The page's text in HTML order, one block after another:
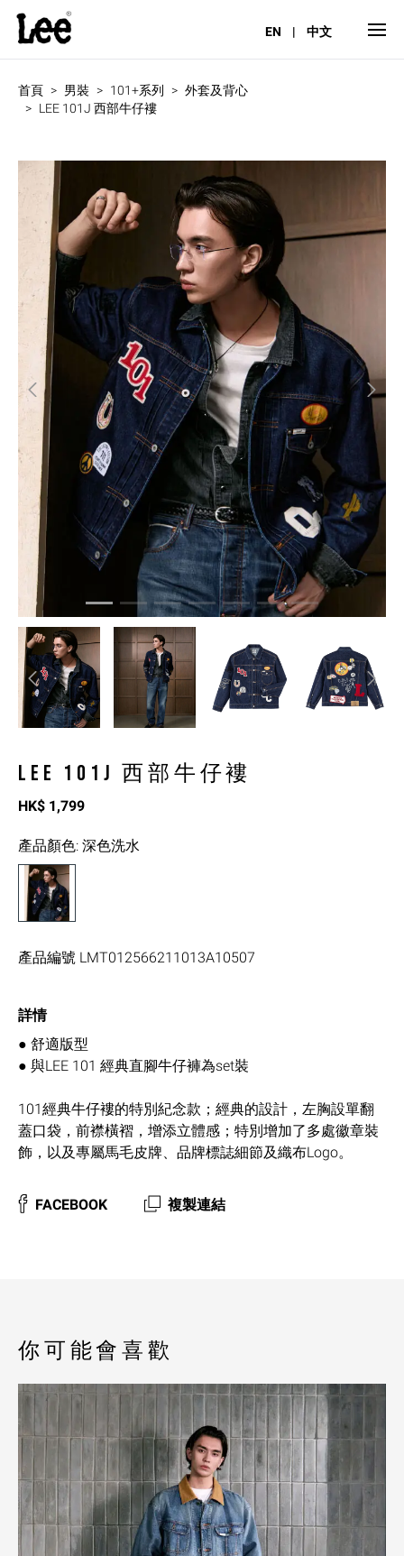
EN | 中文
首頁 男裝 101+系列
外套及背心
LEE 101J 西部牛仔褸
LEE 101J 西部牛仔褸
HK$ 1,799
產品顏色: 深色洗水
產品編號 LMT012566211013A10507
詳情
● 舒適版型
● 與LEE 101 經典直腳牛仔褲為set裝
101經典牛仔褸的特別紀念款；經典的設計，左胸設單翻
蓋口袋，前襟橫褶，增添立體感；特別增加了多處徽章裝
飾，以及專屬馬毛皮牌、品牌標誌細節及織布Logo。
FACEBOOK 複製連結
你可能會喜歡